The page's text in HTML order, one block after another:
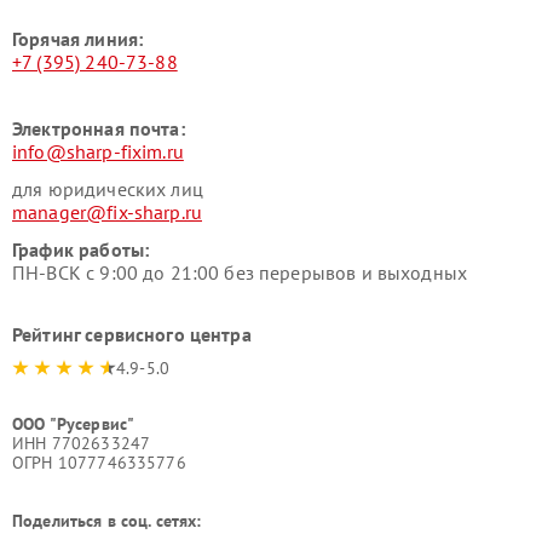
Горячая линия:
+7 (395) 240-73-88
Электронная почта:
info@sharp-fixim.ru
для юридических лиц
manager@fix-sharp.ru
График работы:
ПН-ВСК с 9:00 до 21:00 без перерывов и выходных
Рейтинг сервисного центра
4.9-5.0
ООО "Русервис"
ИНН 7702633247
ОГРН 1077746335776
Поделиться в соц. сетях: